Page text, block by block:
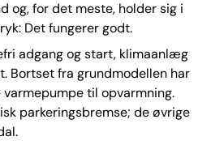
og, for det meste, holder sig i
Det fungerer godt.
adgang og start, klimaanlæg
Bortset fra grundmodellen har
til opvarmning.
parkeringsbremse; de øvrige